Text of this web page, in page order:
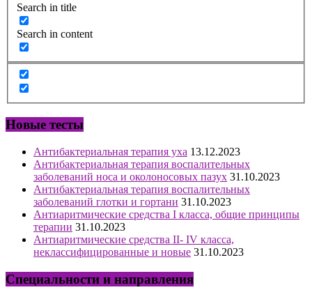
Search in title
Search in content
Новые тесты
Антибактериальная терапия уха 13.12.2023
Антибактериальная терапия воспалительных
заболеваний носа и околоносовых пазух 31.10.2023
Антибактериальная терапия воспалительных
заболеваний глотки и гортани 31.10.2023
Антиаритмические средства I класса, общие принципы
терапии 31.10.2023
Антиаритмические средства II- IV класса,
неклассифицированные и новые 31.10.2023
Специальности и направления